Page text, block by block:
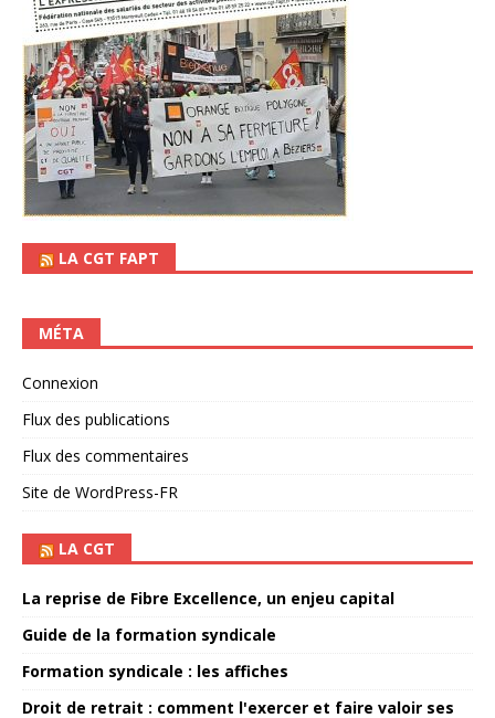
LA CGT FAPT
MÉTA
Connexion
Flux des publications
Flux des commentaires
Site de WordPress-FR
LA CGT
La reprise de Fibre Excellence, un enjeu capital
Guide de la formation syndicale
Formation syndicale : les affiches
Droit de retrait : comment l'exercer et faire valoir ses